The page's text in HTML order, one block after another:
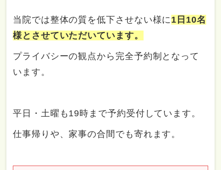
当院では整体の質を低下させない様に1日10名
様とさせていただいています。
プライバシーの観点から完全予約制となって
います。
平日・土曜も19時まで予約受付しています。
仕事帰りや、家事の合間でも寄れます。